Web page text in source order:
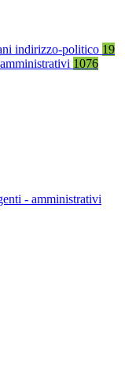
indirizzo-politico 19
1076
- amministrativi